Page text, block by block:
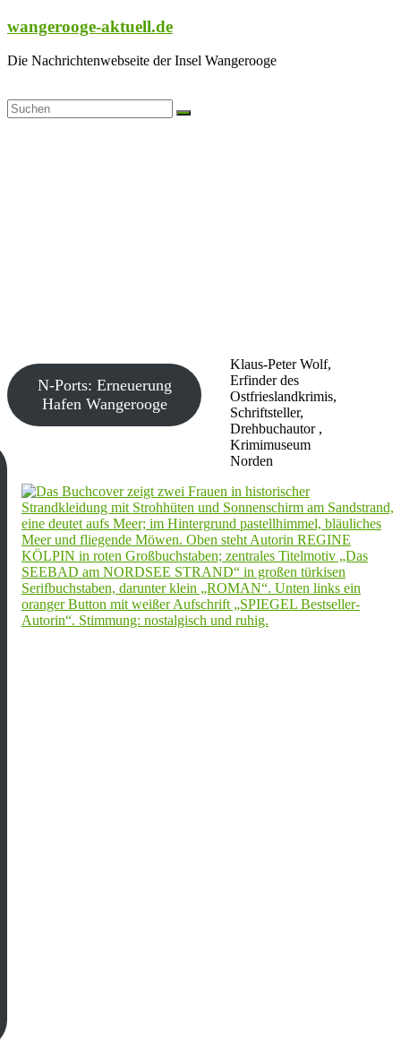
Zum
springen
wangerooge-aktuell.de
Die Nachrichtenwebseite der Insel Wangerooge
Klaus-Peter Wolf,
Erfinder des
Ostfrieslandkrimis,
Schriftsteller,
Drehbuchautor ,
Krimimuseum
Norden
N-Ports: Erneuerung
Hafen Wangerooge